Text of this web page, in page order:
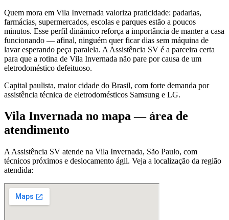
Quem mora em Vila Invernada valoriza praticidade: padarias,
farmácias, supermercados, escolas e parques estão a poucos
minutos. Esse perfil dinâmico reforça a importância de manter a casa
funcionando — afinal, ninguém quer ficar dias sem máquina de
lavar esperando peça paralela. A Assistência SV é a parceira certa
para que a rotina de Vila Invernada não pare por causa de um
eletrodoméstico defeituoso.
Capital paulista, maior cidade do Brasil, com forte demanda por
assistência técnica de eletrodomésticos Samsung e LG.
Vila Invernada no mapa — área de
atendimento
A Assistência SV atende na Vila Invernada, São Paulo, com
técnicos próximos e deslocamento ágil. Veja a localização da região
atendida: